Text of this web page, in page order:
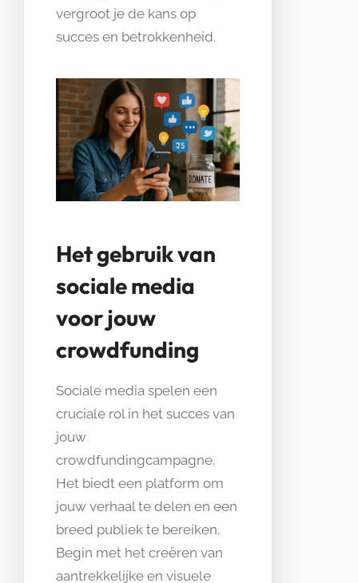
vergroot je de kans op
succes en betrokkenheid.
Het gebruik van
sociale media
voor jouw
crowdfunding
Sociale media spelen een
cruciale rol in het succes van
jouw
crowdfundingcampagne.
Het biedt een platform om
jouw verhaal te delen en een
breed publiek te bereiken.
Begin met het creëren van
aantrekkelijke en visuele